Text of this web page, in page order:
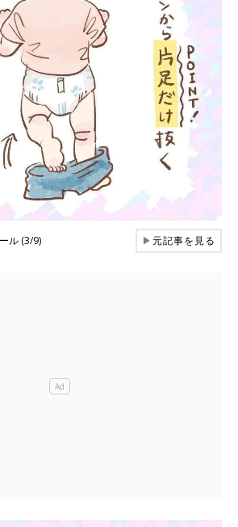
ル (3/9) ▶元記事を見る